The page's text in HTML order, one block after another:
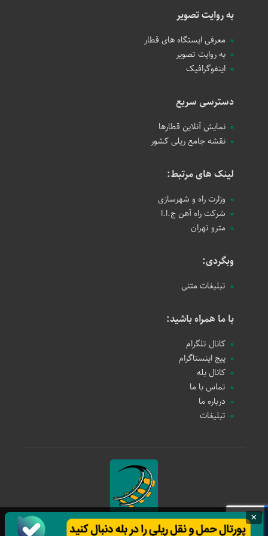
به روایت تصویر
معرفی ایستگاه های قطار
به روایت تصویر
اینفوگرافیک
دسترسی سریع
نمایش آنلاین قطارها
نقشه جامع ریلی کشور
لینک های مرتبط:
وزارت راه و شهرسازی
شرکت راه آهن ج.ا.ا
مترو تهران
وبگردی:
تبلیغات متنی
با ما همراه باشید:
کانال تلگرام
پیج اینستاگرام
کانال بله
تماس با ما
درباره ما
تبلیغات
حمل و نقل ریلی
×